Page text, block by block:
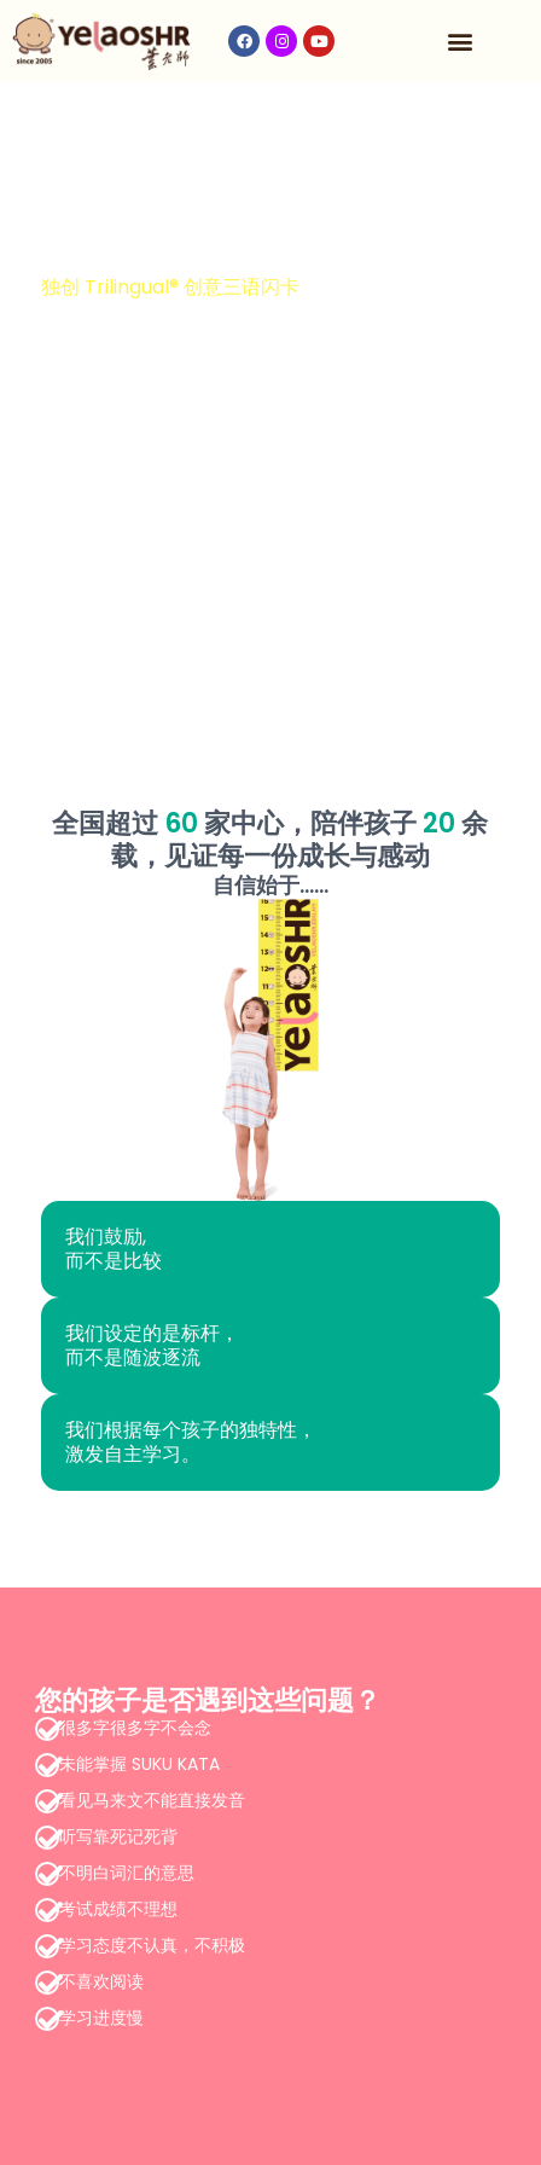
独创 Trilingual® 创意三语闪卡
全国超过60家中心，陪伴孩子20余
载，见证每一份成长与感动
自信始于......
我们鼓励,
而不是比较
我们设定的是标杆，
而不是随波逐流
我们根据每个孩子的独特性，
激发自主学习。
您的孩子是否遇到这些问题？
很多字很多字不会念
未能掌握 SUKU KATA
看见马来文不能直接发音
听写靠死记死背
不明白词汇的意思
考试成绩不理想
学习态度不认真，不积极
不喜欢阅读
学习进度慢